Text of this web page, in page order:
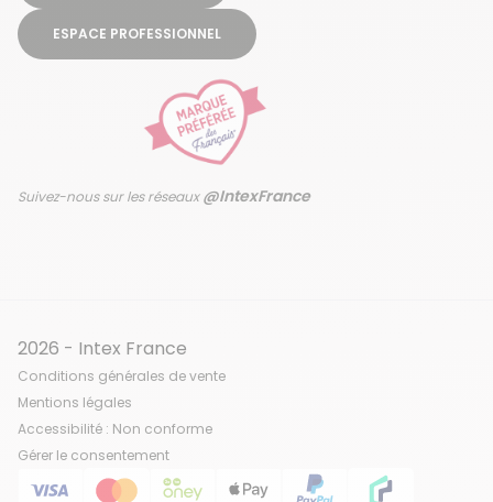
ESPACE PROFESSIONNEL
Suivez-nous sur les réseaux@IntexFrance
2026 - Intex France
Conditions générales de vente
Mentions légales
Accessibilité : Non conforme
Gérer le consentement